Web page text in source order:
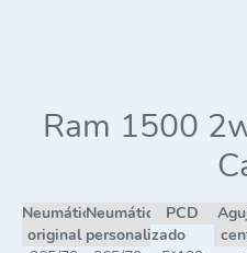
Ram 1500
Neumático
original
Neumático
personalizado
PCD